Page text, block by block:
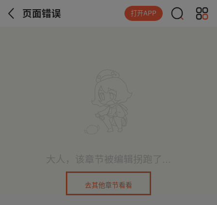
页面错误 打开APP
大人，该章节被编辑拐跑了...
去其他章节看看